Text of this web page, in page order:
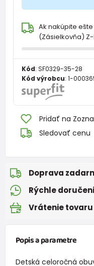
Ak nakúpite
(Zásielkovňa) Z-
Kód: SF0329-35-28
Kód výrobcu: 1-
Pridať na
Sledovať cenu
Doprava
Rýchle
Vrátenie tovaru
Popis a parametre
Detská celoročná